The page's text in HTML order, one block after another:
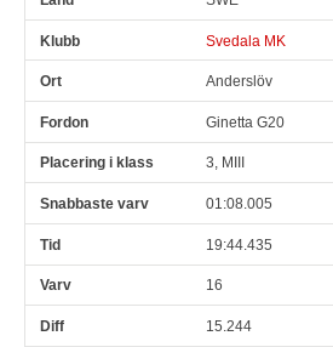
Svedala MK
Anderslöv
Ginetta G20
3, MIII
01:08.005
19:44.435
16
15.244